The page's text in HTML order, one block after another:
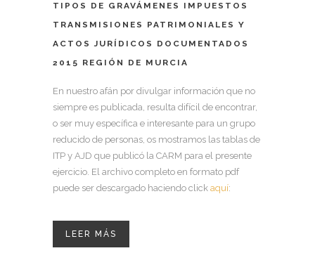
TIPOS DE GRAVÁMENES IMPUESTOS
TRANSMISIONES PATRIMONIALES Y
ACTOS JURÍDICOS DOCUMENTADOS
2015 REGIÓN DE MURCIA
En nuestro afán por divulgar información que no
siempre es publicada, resulta difícil de encontrar,
o ser muy específica e interesante para un grupo
reducido de personas, os mostramos las tablas de
ITP y AJD que publicó la CARM para el presente
ejercicio. El archivo completo en formato pdf
puede ser descargado haciendo click aquí:
LEER MÁS